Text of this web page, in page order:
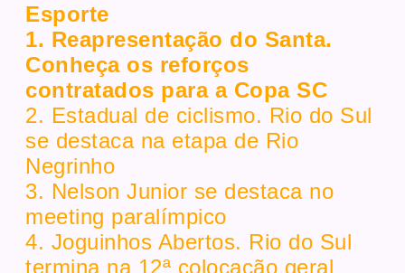
Esporte
1. Reapresentação do Santa.
Conheça os reforços
contratados para a Copa SC
2. Estadual de ciclismo. Rio do Sul
se destaca na etapa de Rio
Negrinho
3. Nelson Junior se destaca no
meeting paralímpico
4. Joguinhos Abertos. Rio do Sul
termina na 12ª colocação geral